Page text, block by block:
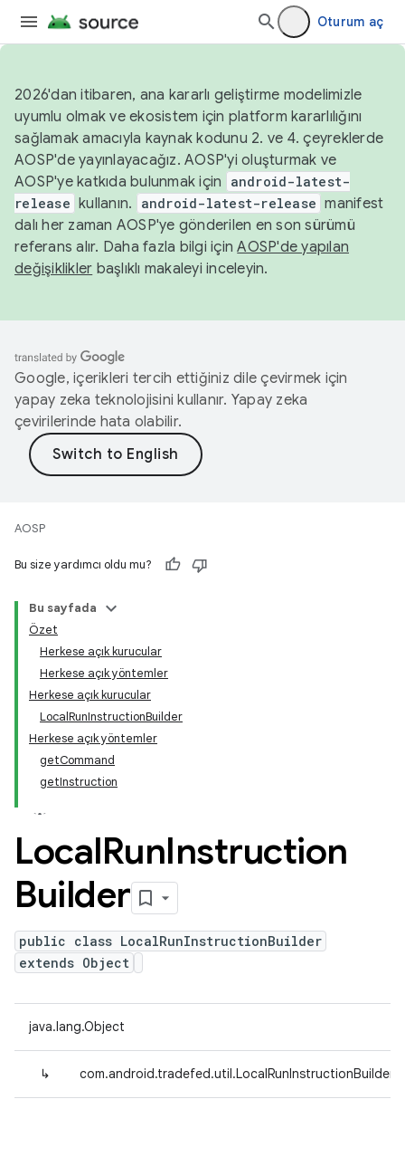
Oturum aç
2026'dan itibaren, ana kararlı geliştirme modelimizle
uyumlu olmak ve ekosistem için platform kararlılığını
sağlamak amacıyla kaynak kodunu 2. ve 4. çeyreklerde
AOSP'de yayınlayacağız. AOSP'yi oluşturmak ve
AOSP'ye katkıda bulunmak için
android-latest-
release kullanın. android-latest-release manifest
dalı her zaman AOSP'ye gönderilen en son sürümü
referans alır. Daha fazla bilgi içinAOSP'de yapılan
değişiklikler başlıklı makaleyi inceleyin.
Google, içerikleri tercih ettiğiniz dile çevirmek için
yapay zeka teknolojisini kullanır. Yapay zeka
çevirilerinde hata olabilir.
AOSP
Bu size yardımcı oldu mu?
Bu sayfada
Özet
Herkese açık kurucular
Herkese açık yöntemler
Herkese açık kurucular
LocalRunInstructionBuilder
Herkese açık yöntemler
getCommand
getInstruction
LocalRunInstruction
Builder
public class LocalRunInstructionBuilder
extends Object
java.lang.Object
↳ com.android.tradefed.util.LocalRunInstructionBuilder